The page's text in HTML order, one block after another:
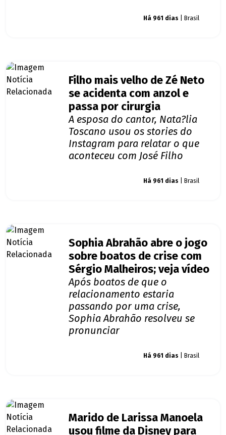
Há 961 dias | Brasil
Filho mais velho de Zé Neto
se acidenta com anzol e
passa por cirurgia
A esposa do cantor, Nata?lia
Toscano usou os stories do
Instagram para relatar o que
aconteceu com José Filho
Há 961 dias | Brasil
Sophia Abrahão abre o jogo
sobre boatos de crise com
Sérgio Malheiros; veja vídeo
Após boatos de que o
relacionamento estaria
passando por uma crise,
Sophia Abrahão resolveu se
pronunciar
Há 961 dias | Brasil
Marido de Larissa Manoela
usou filme da Disney para